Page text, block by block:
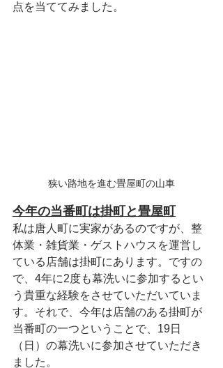
点を当ててみました。
狭い路地を進む畳屋町の山車
今年の当番町は掛町と畳屋町
私は唐人町に実家があるのですが、整
体業・雑貨業・ゲストハウスを運営し
ている店舗は掛町にあります。ですの
で、4年に2度も幕洗いに参加するとい
う貴重な経験をさせていただいていま
す。それで、今年は店舗のある掛町が
当番町の一つということで、19日
（日）の幕洗いに参加させていただき
ました。